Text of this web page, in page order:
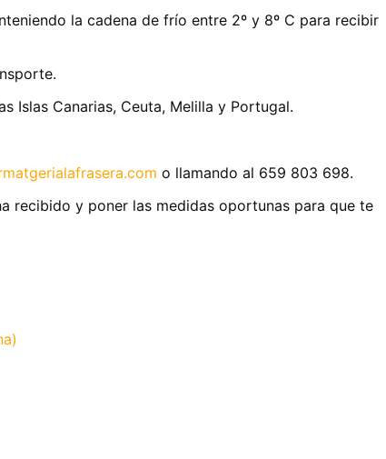
la cadena de frío entre 2º y 8º C para recibir
Islas Canarias, Ceuta, Melilla y Portugal.
o llamando al 659 803 698.
recibido y poner las medidas oportunas para que te